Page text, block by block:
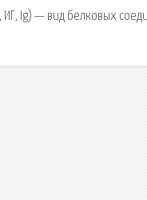
ИГ, Ig) — вид белковых